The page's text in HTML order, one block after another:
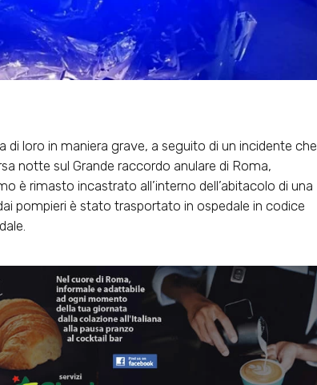
loro in maniera grave, a seguito di un incidente che
notte sul Grande raccordo anulare di Roma,
è rimasto incastrato all’interno dell’abitacolo di una
pompieri è stato trasportato in ospedale in codice